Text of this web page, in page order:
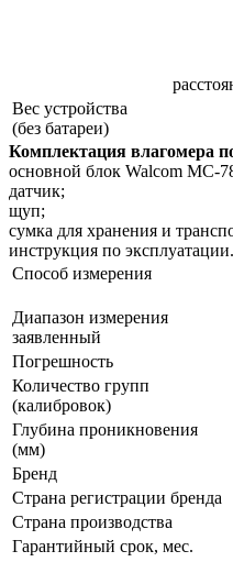
Вес устройства
(без батареи)
Комплектация влагомера
основной блок Walcom MC-
датчик;
щуп;
сумка для хранения и
инструкция по эксплуатации.
Способ измерения
Диапазон измерения
заявленный
Погрешность
Количество групп
(калибровок)
Глубина проникновения
(мм)
Бренд
Страна регистрации бренда
Страна производства
Гарантийный срок, мес.